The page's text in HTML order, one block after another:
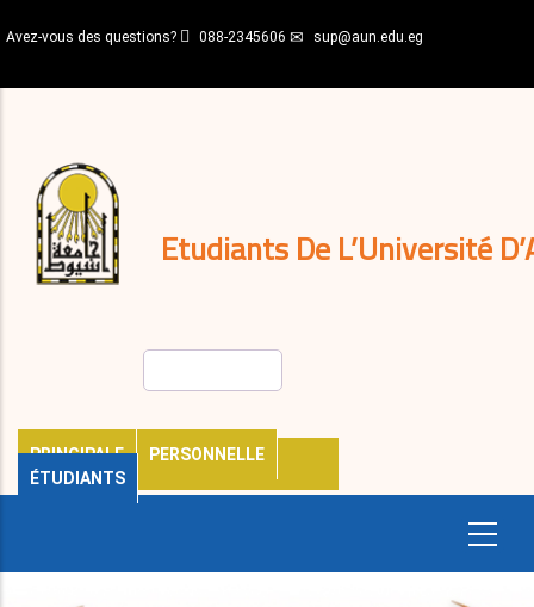
au
principal
Avez-vous des questions? 088-2345606 sup@aun.edu.eg
Etudiants De L’Université
PRINCIPALE
PERSONNELLE
ÉTUDIANTS
décisions
Expatriés
Journal